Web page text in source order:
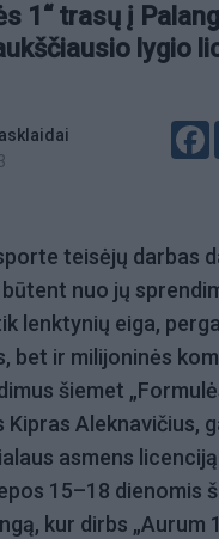
1“ trasų į
lygio
teisėjų darbas
nuo jų
lenktynių eiga,
bet ir milijoninės
šiemet
Kipras Aleknavičius,
asmens
15–18 dienomis
kur dirbs „Aurum